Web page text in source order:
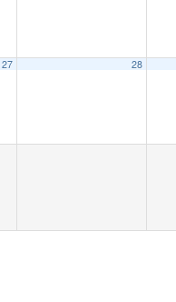
27 28